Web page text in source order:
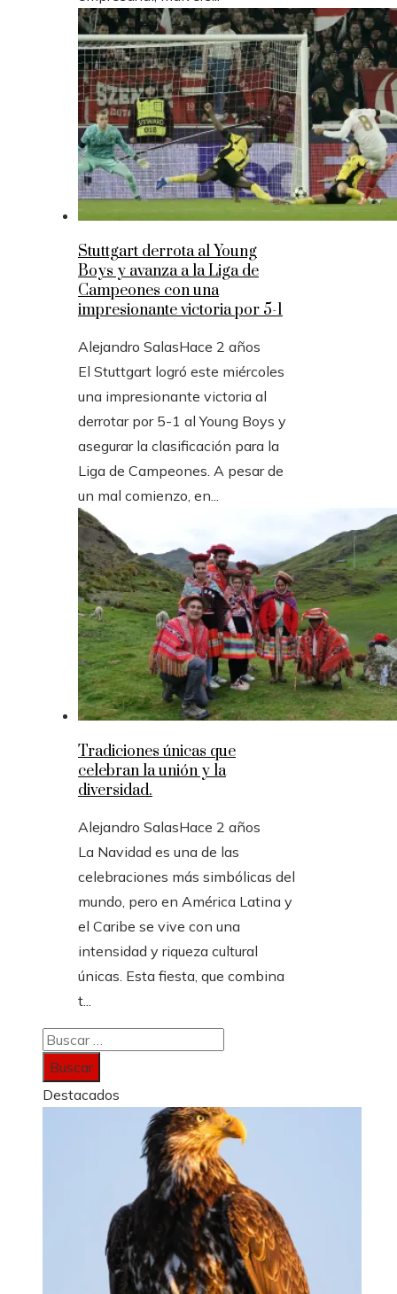
Stuttgart derrota al Young
Boys y avanza a la Liga de
Campeones con una
impresionante victoria por 5-1
Alejandro SalasHace 2 años
El Stuttgart logró este miércoles
una impresionante victoria al
derrotar por 5-1 al Young Boys y
asegurar la clasificación para la
Liga de Campeones. A pesar de
un mal comienzo, en...
Tradiciones únicas que
celebran la unión y la
diversidad.
Alejandro SalasHace 2 años
La Navidad es una de las
celebraciones más simbólicas del
mundo, pero en América Latina y
el Caribe se vive con una
intensidad y riqueza cultural
únicas. Esta fiesta, que combina
t...
Buscar:
Destacados